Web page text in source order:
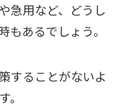
急用など、どうし
あるでしょう。
することがないよ